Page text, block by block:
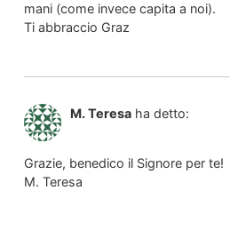
mani (come invece capita a noi).
Ti abbraccio Graz
M. Teresa ha detto:
Grazie, benedico il Signore per te!
M. Teresa